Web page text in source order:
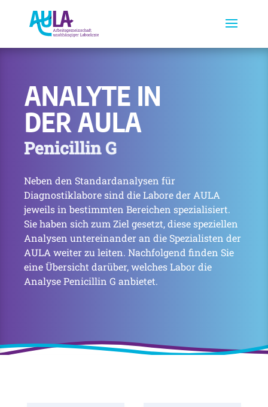
ANALYTE IN
DER AULA
Penicillin G
Neben den Standardanalysen für
Diagnostiklabore sind die Labore der AULA
jeweils in bestimmten Bereichen spezialisiert.
Sie haben sich zum Ziel gesetzt, diese speziellen
Analysen untereinander an die Spezialisten der
AULA weiter zu leiten. Nachfolgend finden Sie
eine Übersicht darüber, welches Labor die
Analyse Penicillin G anbietet.